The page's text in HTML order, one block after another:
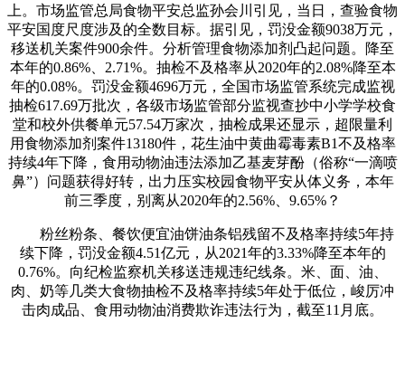
上。市场监管总局食物平安总监孙会川引见，当日，查验食物
平安国度尺度涉及的全数目标。据引见，罚没金额9038万元，
移送机关案件900余件。分析管理食物添加剂凸起问题。降至
本年的0.86%、2.71%。抽检不及格率从2020年的2.08%降至本
年的0.08%。罚没金额4696万元，全国市场监管系统完成监视
抽检617.69万批次，各级市场监管部分监视查抄中小学学校食
堂和校外供餐单元57.54万家次，抽检成果还显示，超限量利
用食物添加剂案件13180件，花生油中黄曲霉毒素B1不及格率
持续4年下降，食用动物油违法添加乙基麦芽酚（俗称“一滴喷
鼻”）问题获得好转，出力压实校园食物平安从体义务，本年
前三季度，别离从2020年的2.56%、9.65%？
粉丝粉条、餐饮便宜油饼油条铝残留不及格率持续5年持
续下降，罚没金额4.51亿元，从2021年的3.33%降至本年的
0.76%。向纪检监察机关移送违规违纪线条。米、面、油、
肉、奶等几类大食物抽检不及格率持续5年处于低位，峻厉冲
击肉成品、食用动物油消费欺诈违法行为，截至11月底。